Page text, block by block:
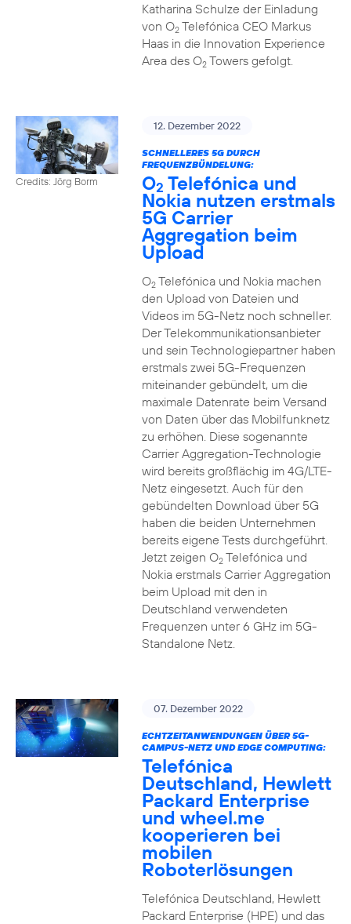
Katharina Schulze der Einladung
von O2Telefónica CEO Markus
Haas in die Innovation Experience
Area des O2Towers gefolgt.
Credits: Jörg Borm
12. Dezember 2022
SCHNELLERES 5G DURCH
FREQUENZBÜNDELUNG:
O2 Telefónica und
Nokia nutzen erstmals
5G Carrier
Aggregation beim
Upload
O2Telefónica und Nokia machen
den Upload von Dateien und
Videos im 5G-Netz noch schneller.
Der Telekommunikationsanbieter
und sein Technologiepartner haben
erstmals zwei 5G-Frequenzen
miteinander gebündelt, um die
maximale Datenrate beim Versand
von Daten über das Mobilfunknetz
zu erhöhen. Diese sogenannte
Carrier Aggregation-Technologie
wird bereits großflächig im 4G/LTE-
Netz eingesetzt. Auch für den
gebündelten Download über 5G
haben die beiden Unternehmen
bereits eigene Tests durchgeführt.
Jetzt zeigen O2Telefónica und
Nokia erstmals Carrier Aggregation
beim Upload mit den in
Deutschland verwendeten
Frequenzen unter 6 GHz im 5G-
Standalone Netz.
07. Dezember 2022
ECHTZEITANWENDUNGEN ÜBER 5G-
CAMPUS-NETZ UND EDGE COMPUTING:
Telefónica
Deutschland, Hewlett
Packard Enterprise
und wheel.me
kooperieren bei
mobilen
Roboterlösungen
Telefónica Deutschland, Hewlett
Packard Enterprise (HPE) und das